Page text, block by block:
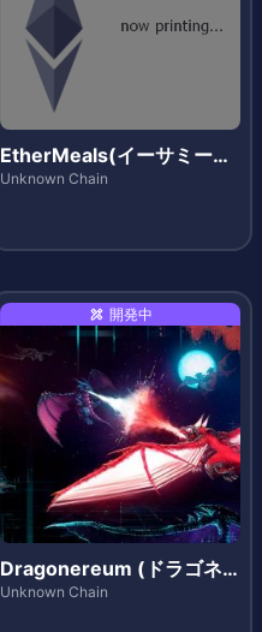
EtherMeals(イーサミール
ズ)
Unknown Chain
開発中
Dragonereum (ドラゴネ
レウム)
Unknown Chain